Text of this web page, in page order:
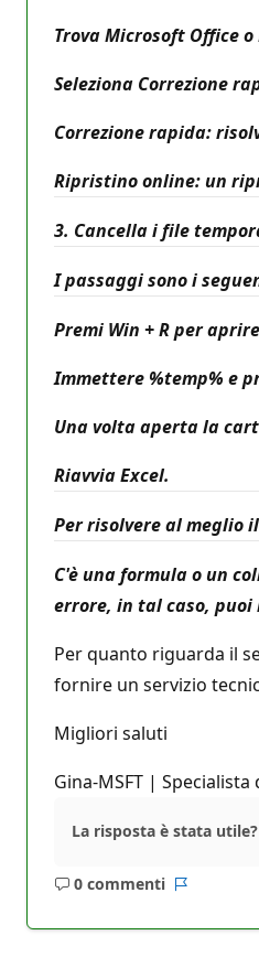
Trova Microsoft Office
Seleziona Correzione
Correzione rapida:
Ripristino online: un
3. Cancella i file
I passaggi sono i
Premi Win + R per
Immettere %temp% e
Una volta aperta la
Riavvia Excel.
Per risolvere al meglio
C'è una formula o un
errore, in tal caso, puoi
Per quanto riguarda il
fornire un servizio
Migliori saluti
Gina-MSFT |
La risposta è stata utile?
0 commenti
Nessun